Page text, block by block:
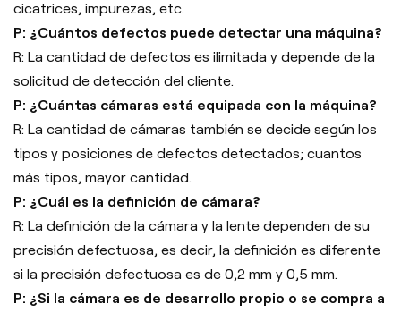
cicatrices, impurezas, etc.
P: ¿Cuántos defectos puede detectar una máquina?
R: La cantidad de defectos es ilimitada y depende de la
solicitud de detección del cliente.
P: ¿Cuántas cámaras está equipada con la máquina?
R: La cantidad de cámaras también se decide según los
tipos y posiciones de defectos detectados; cuantos
más tipos, mayor cantidad.
P: ¿Cuál es la definición de cámara?
R: La definición de la cámara y la lente dependen de su
precisión defectuosa, es decir, la definición es diferente
si la precisión defectuosa es de 0,2 mm y 0,5 mm.
P: ¿Si la cámara es de desarrollo propio o se compra a